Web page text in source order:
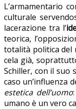
L’armamentario
culturale
lacerazione tra l’
teorica,
totalità politica
cela già,
Schiller, con il suo
caso un’influenza
estetica dell’uomo
umano è un vero